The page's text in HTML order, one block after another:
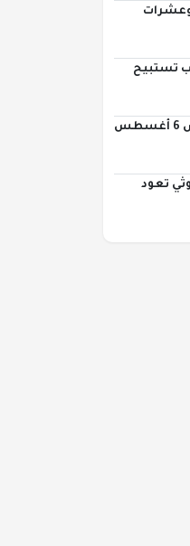
تستبيح
أسعار الخضروات والفواكه اليوم الخميس 6 أغسطس
تعود